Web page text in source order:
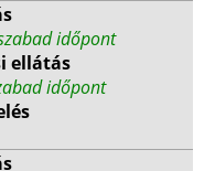
időpont
ellátás
időpont